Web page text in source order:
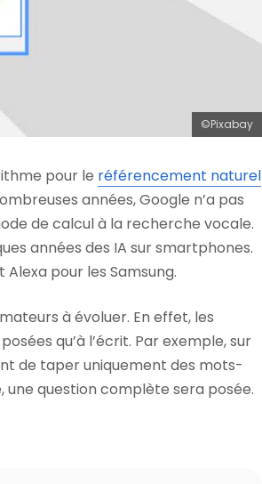
©Pixabay
pour le référencement naturel
années, Google n’a pas
de calcul à la recherche vocale.
années des IA sur smartphones.
pour les Samsung.
à évoluer. En effet, les
qu’à l’écrit. Par exemple, sur
de taper uniquement des mots-
question complète sera posée.